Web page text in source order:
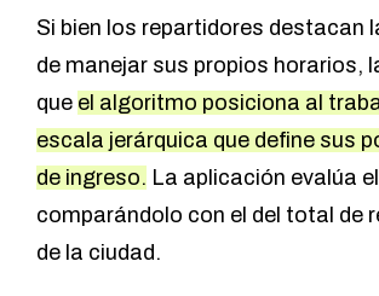
Si bien los repartidores destacan
de manejar sus propios horarios,
que el algoritmo posiciona al
escala jerárquica que define sus
de ingreso. La aplicación evalúa
comparándolo con el del total de
de la ciudad.